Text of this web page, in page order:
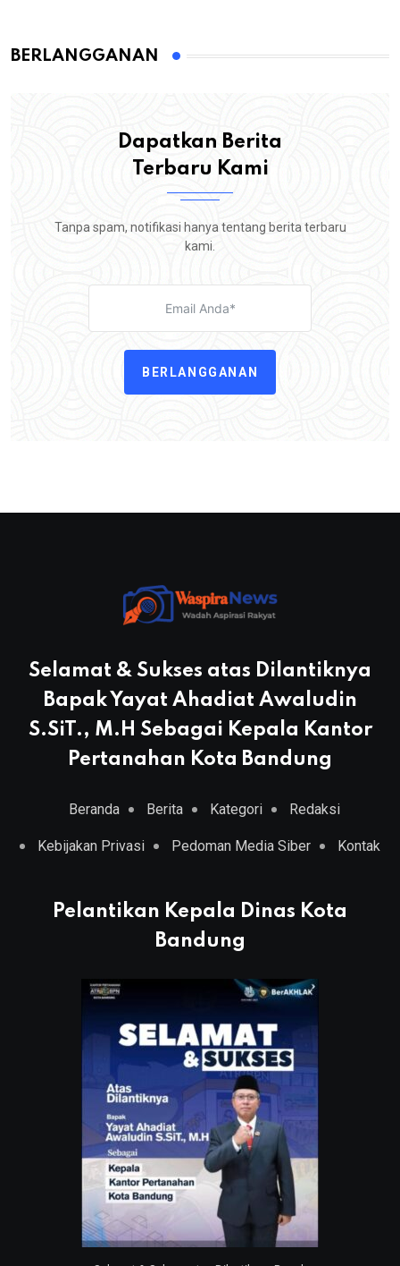
BERLANGGANAN
Dapatkan Berita
Terbaru Kami
Tanpa spam, notifikasi hanya tentang berita terbaru
kami.
BERLANGGANAN
Selamat & Sukses atas Dilantiknya
Bapak Yayat Ahadiat Awaludin
S.SiT., M.H Sebagai Kepala Kantor
Pertanahan Kota Bandung
Beranda Berita Kategori Redaksi
Kebijakan Privasi Pedoman Media Siber Kontak
Pelantikan Kepala Dinas Kota
Bandung